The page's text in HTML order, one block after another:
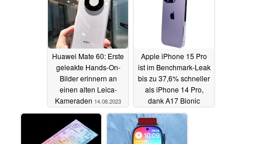
Huawei Mate 60: Erste
geleakte Hands-On-
Bilder erinnern an
einen alten Leica-
Kameraden 14.08.2023
Apple iPhone 15 Pro
ist im Benchmark-Leak
bis zu 37,6% schneller
als iPhone 14 Pro,
dank A17 Bionic
13.08.2023